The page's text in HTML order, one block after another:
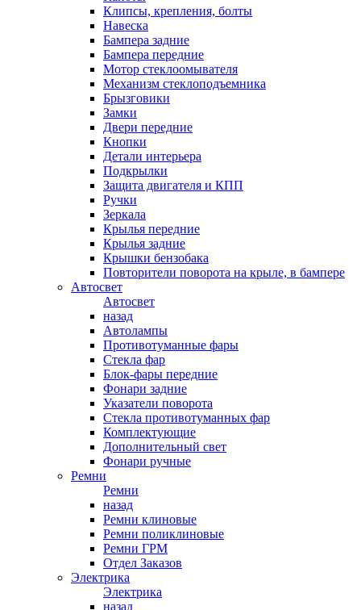
Клипсы, крепления, болты
Навеска
Бампера задние
Бампера передние
Мотор стеклоомывателя
Механизм стеклоподъемника
Брызговики
Замки
Двери передние
Кнопки
Детали интерьера
Подкрылки
Защита двигателя и КПП
Ручки
Зеркала
Крылья передние
Крылья задние
Крышки бензобака
Повторители поворота на крыле, в бампере
Автосвет
Автосвет
назад
Автолампы
Противотуманные фары
Стекла фар
Блок-фары передние
Фонари задние
Указатели поворота
Стекла противотуманных фар
Комплектующие
Дополнительный свет
Фонари ручные
Ремни
Ремни
назад
Ремни клиновые
Ремни поликлиновые
Ремни ГРМ
Отдел Заказов
Электрика
Электрика
назад